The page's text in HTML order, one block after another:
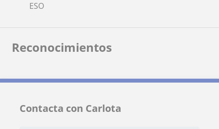
ESO
Reconocimientos
Contacta con Carlota